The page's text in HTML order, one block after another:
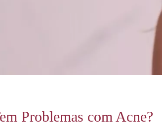
Problemas com Acne?